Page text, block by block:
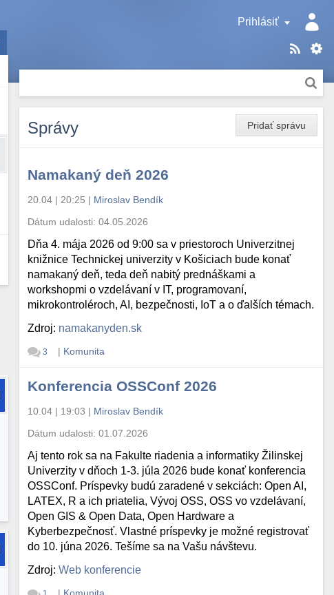
Prihlásiť
Pridať správu
Správy
Namakaný deň 2026
20.04 | 20:25 | Miroslav Bendík
Dátum udalosti:04.05.2026
Dňa 4. mája 2026 od 9:00 sa v priestoroch Univerzitnej
knižnice Technickej univerzity v Košiciach bude konať
namakaný deň, teda deň nabitý prednáškami a
workshopmi o vzdelávaní v IT, programovaní,
mikrokontroléroch, AI, bezpečnosti, IoT a o ďalších témach.
Zdroj: namakanyden.sk
3 | Komunita
Konferencia OSSConf 2026
10.04 | 19:03 | Miroslav Bendík
Dátum udalosti:01.07.2026
Aj tento rok sa na Fakulte riadenia a informatiky Žilinskej
Univerzity v dňoch 1-3. júla 2026 bude konať konferencia
OSSConf. Príspevky budú zaradené v sekciách: Open AI,
LATEX, R a ich priatelia, Vývoj OSS, OSS vo vzdelávaní,
Open GIS & Open Data, Open Hardware a
Kyberbezpečnosť. Vlastné príspevky je možné registrovať
do 10. júna 2026. Tešíme sa na Vašu návštevu.
Zdroj:Web konferencie